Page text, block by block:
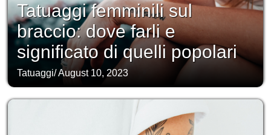
Tatuaggi femminili sul
braccio: dove farli e
significato di quelli popolari
Tatuaggi/August 10, 2023